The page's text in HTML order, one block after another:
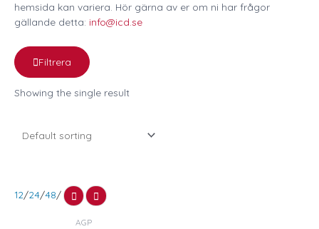
hemsida kan variera. Hör gärna av er om ni har frågor
gällande detta: info@icd.se
Filtrera
Showing the single result
12/24/48/
AGP